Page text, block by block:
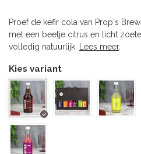
Proef de kefir cola van Prop's
met een beetje citrus en licht
volledig natuurlijk.
Lees meer.
Kies variant